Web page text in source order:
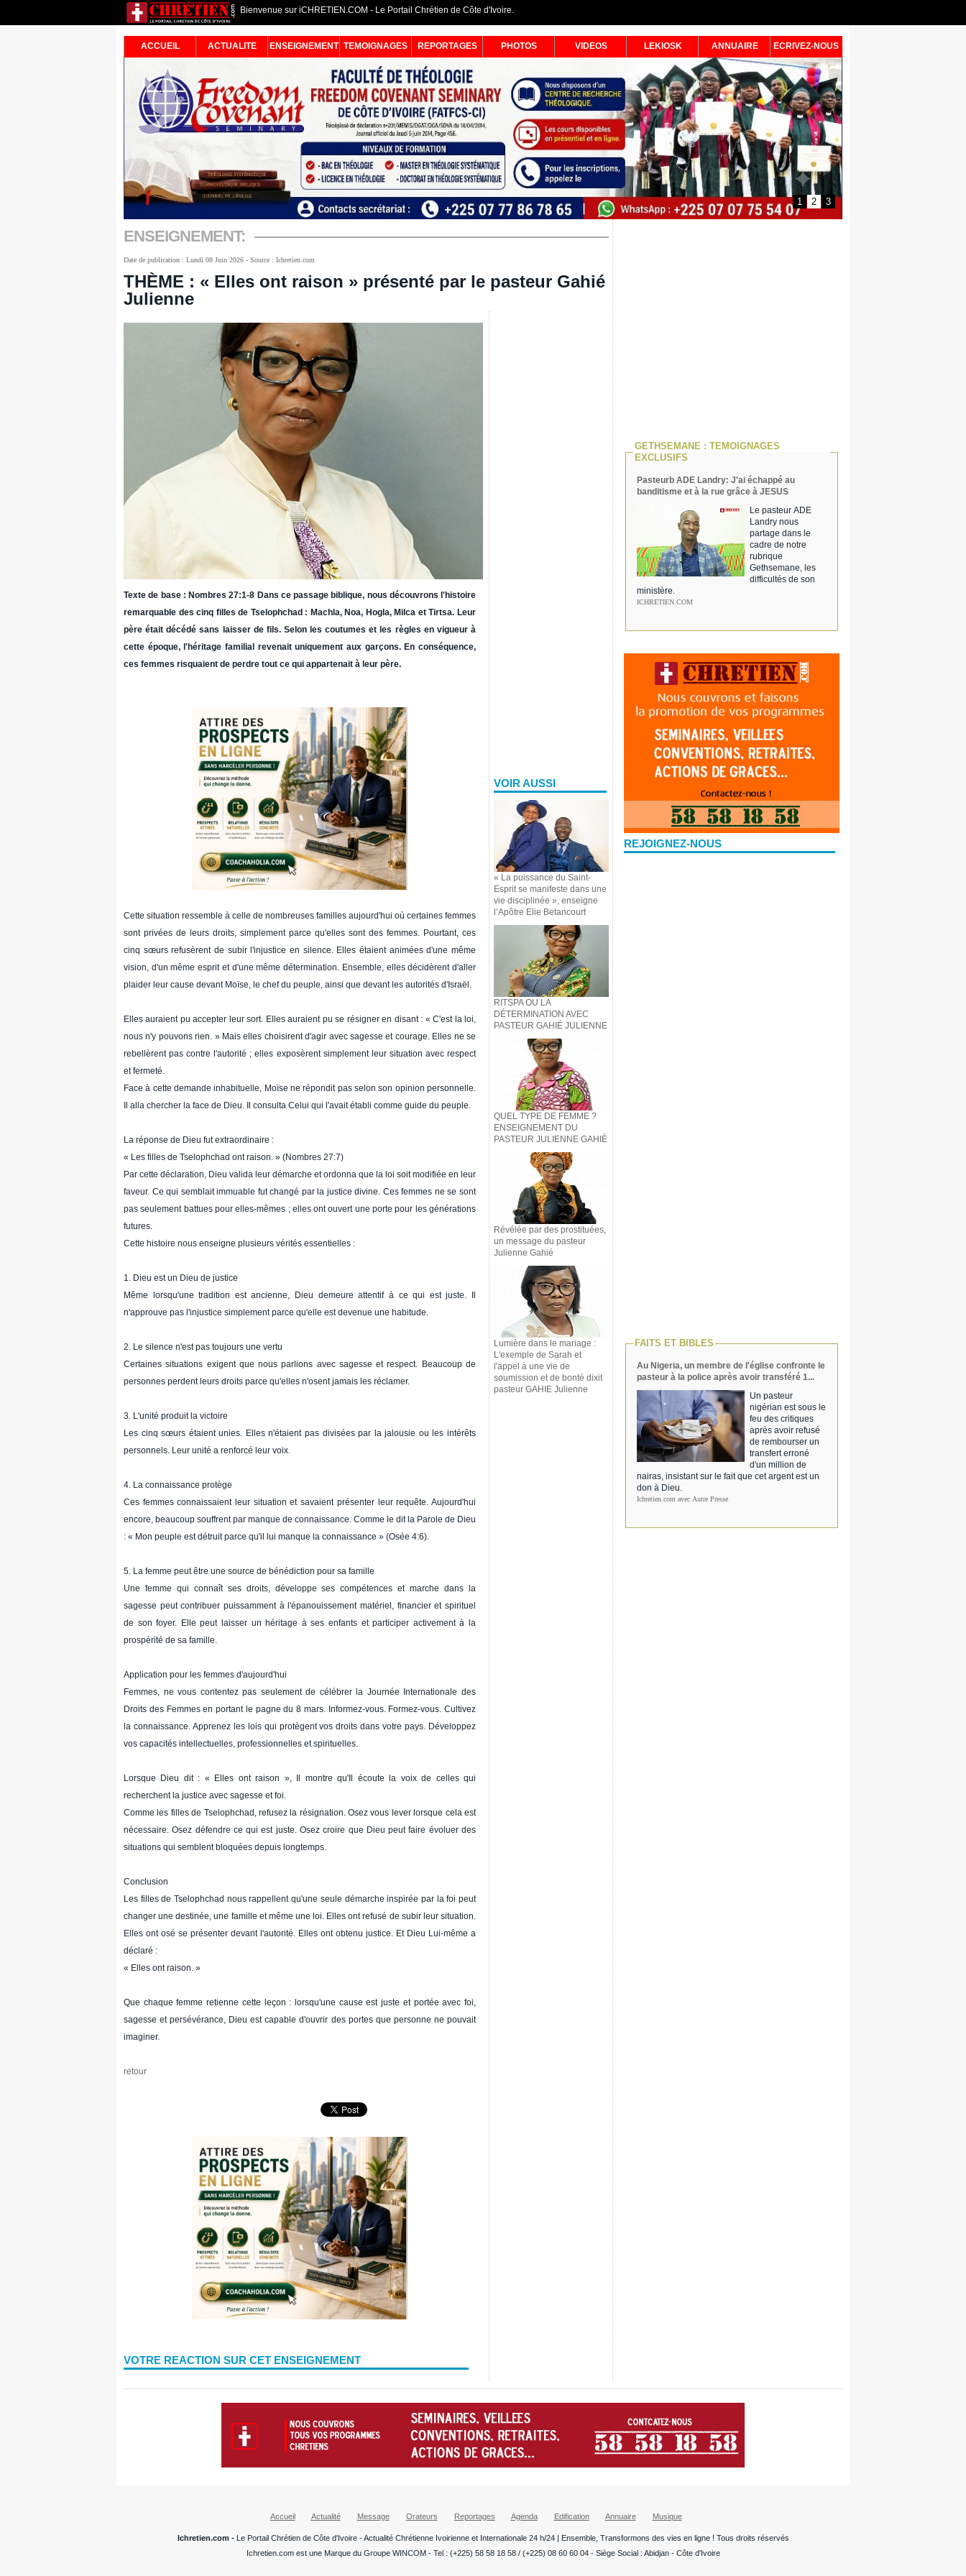
Bienvenue sur iCHRETIEN.COM - Le Portail Chrétien de Côte d'Ivoire.
ACCUEIL ACTUALITE ENSEIGNEMENT TEMOIGNAGES REPORTAGES PHOTOS VIDEOS LEKIOSK ANNUAIRE ECRIVEZ-NOUS
ENSEIGNEMENT:
Date de publication : Lundi 08 Juin 2026 - Source : Ichretien.com
THÈME : « Elles ont raison » présenté par le pasteur Gahié
Julienne
Texte de base : Nombres 27:1-8 Dans ce passage biblique, nous découvrons l'histoire
remarquable des cinq filles de Tselophchad : Machla, Noa, Hogla, Milca et Tirtsa. Leur
père était décédé sans laisser de fils. Selon les coutumes et les règles en vigueur à
cette époque, l'héritage familial revenait uniquement aux garçons. En conséquence,
ces femmes risquaient de perdre tout ce qui appartenait à leur père.
Cette situation ressemble à celle de nombreuses familles aujourd'hui où certaines femmes
sont privées de leurs droits, simplement parce qu'elles sont des femmes. Pourtant, ces
cinq sœurs refusèrent de subir l'injustice en silence. Elles étaient animées d'une même
vision, d'un même esprit et d'une même détermination. Ensemble, elles décidèrent d'aller
plaider leur cause devant Moïse, le chef du peuple, ainsi que devant les autorités d'Israël.
Elles auraient pu accepter leur sort. Elles auraient pu se résigner en disant : « C'est la loi,
nous n'y pouvons rien. » Mais elles choisirent d'agir avec sagesse et courage. Elles ne se
rebellèrent pas contre l'autorité ; elles exposèrent simplement leur situation avec respect
et fermeté.
Face à cette demande inhabituelle, Moïse ne répondit pas selon son opinion personnelle.
Il alla chercher la face de Dieu. Il consulta Celui qui l'avait établi comme guide du peuple.
La réponse de Dieu fut extraordinaire :
« Les filles de Tselophchad ont raison. » (Nombres 27:7)
Par cette déclaration, Dieu valida leur démarche et ordonna que la loi soit modifiée en leur
faveur. Ce qui semblait immuable fut changé par la justice divine. Ces femmes ne se sont
pas seulement battues pour elles-mêmes ; elles ont ouvert une porte pour les générations
futures.
Cette histoire nous enseigne plusieurs vérités essentielles :
1. Dieu est un Dieu de justice
Même lorsqu'une tradition est ancienne, Dieu demeure attentif à ce qui est juste. Il
n'approuve pas l'injustice simplement parce qu'elle est devenue une habitude.
2. Le silence n'est pas toujours une vertu
Certaines situations exigent que nous parlions avec sagesse et respect. Beaucoup de
personnes perdent leurs droits parce qu'elles n'osent jamais les réclamer.
3. L'unité produit la victoire
Les cinq sœurs étaient unies. Elles n'étaient pas divisées par la jalousie ou les intérêts
personnels. Leur unité a renforcé leur voix.
4. La connaissance protège
Ces femmes connaissaient leur situation et savaient présenter leur requête. Aujourd'hui
encore, beaucoup souffrent par manque de connaissance. Comme le dit la Parole de Dieu
: « Mon peuple est détruit parce qu'il lui manque la connaissance » (Osée 4:6).
5. La femme peut être une source de bénédiction pour sa famille
Une femme qui connaît ses droits, développe ses compétences et marche dans la
sagesse peut contribuer puissamment à l'épanouissement matériel, financier et spirituel
de son foyer. Elle peut laisser un héritage à ses enfants et participer activement à la
prospérité de sa famille.
Application pour les femmes d'aujourd'hui
Femmes, ne vous contentez pas seulement de célébrer la Journée Internationale des
Droits des Femmes en portant le pagne du 8 mars. Informez-vous. Formez-vous. Cultivez
la connaissance. Apprenez les lois qui protègent vos droits dans votre pays. Développez
vos capacités intellectuelles, professionnelles et spirituelles.
Lorsque Dieu dit : « Elles ont raison », Il montre qu'Il écoute la voix de celles qui
recherchent la justice avec sagesse et foi.
Comme les filles de Tselophchad, refusez la résignation. Osez vous lever lorsque cela est
nécessaire. Osez défendre ce qui est juste. Osez croire que Dieu peut faire évoluer des
situations qui semblent bloquées depuis longtemps.
Conclusion
Les filles de Tselophchad nous rappellent qu'une seule démarche inspirée par la foi peut
changer une destinée, une famille et même une loi. Elles ont refusé de subir leur situation.
Elles ont osé se présenter devant l'autorité. Elles ont obtenu justice. Et Dieu Lui-même a
déclaré :
« Elles ont raison. »
Que chaque femme retienne cette leçon : lorsqu'une cause est juste et portée avec foi,
sagesse et persévérance, Dieu est capable d'ouvrir des portes que personne ne pouvait
imaginer.
retour
VOTRE REACTION SUR CET ENSEIGNEMENT
VOIR AUSSI
« La puissance du Saint-
Esprit se manifeste dans une
vie disciplinée », enseigne
l’Apôtre Elie Betancourt
RITSPA OU LA
DÉTERMINATION AVEC
PASTEUR GAHIÉ JULIENNE
QUEL TYPE DE FEMME ?
ENSEIGNEMENT DU
PASTEUR JULIENNE GAHIÉ
Révélée par des prostituées,
un message du pasteur
Julienne Gahié
Lumière dans le mariage :
L'exemple de Sarah et
l'appel à une vie de
soumission et de bonté dixit
pasteur GAHIE Julienne
GETHSEMANE : TEMOIGNAGES
EXCLUSIFS
Pasteurb ADE Landry: J'ai échappé au
banditisme et à la rue grâce à JESUS
Le pasteur ADE
Landry nous
partage dans le
cadre de notre
rubrique
Gethsemane, les
difficultés de son
ministère.
ICHRETIEN.COM
REJOIGNEZ-NOUS
FAITS ET BIBLES
Au Nigeria, un membre de l'église confronte le
pasteur à la police après avoir transféré 1...
Un pasteur
nigérian est sous le
feu des critiques
après avoir refusé
de rembourser un
transfert erroné
d'un million de
nairas, insistant sur le fait que cet argent est un
don à Dieu.
Ichretien.com avec Autre Presse
Accueil Actualité Message Orateurs Reportages Agenda Edification Annuaire Musique
Ichretien.com - Le Portail Chrétien de Côte d'Ivoire - Actualité Chrétienne Ivoirienne et Internationale 24 h/24 | Ensemble, Transformons des vies en ligne ! Tous droits réservés
Ichretien.com est une Marque du Groupe WINCOM - Tel : (+225) 58 58 18 58 / (+225) 08 60 60 04 - Siège Social : Abidjan - Côte d'Ivoire